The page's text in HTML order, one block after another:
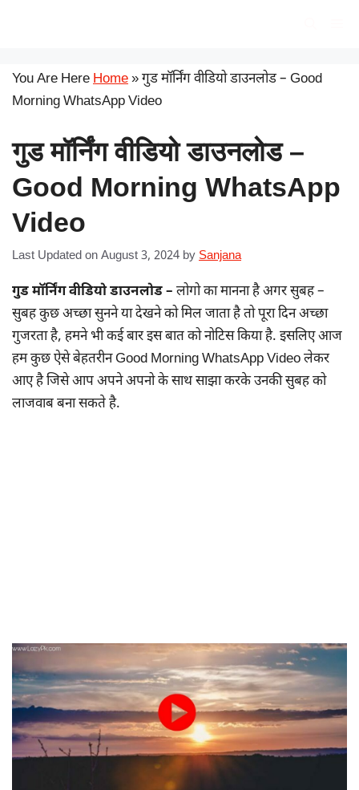
You Are HereHome»गुड मॉर्निंग वीडियो डाउनलोड – Good
Morning WhatsApp Video
गुड मॉर्निंग वीडियो डाउनलोड –
Good Morning WhatsApp
Video
Last Updated on August 3, 2024 by Sanjana
गुड मॉर्निंग वीडियो डाउनलोड – लोगो का मानना है अगर सुबह –
सुबह कुछ अच्छा सुनने या देखने को मिल जाता है तो पूरा दिन अच्छा
गुजरता है, हमने भी कई बार इस बात को नोटिस किया है. इसलिए आज
हम कुछ ऐसे बेहतरीन Good Morning WhatsApp Video लेकर
आए है जिसे आप अपने अपनो के साथ साझा करके उनकी सुबह को
लाजवाब बना सकते है.